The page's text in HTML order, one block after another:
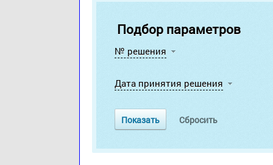
Подбор параметров
№ решения
Дата принятия решения